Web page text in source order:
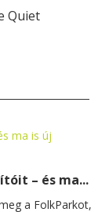
Quiet
– és ma...
a FolkParkot,